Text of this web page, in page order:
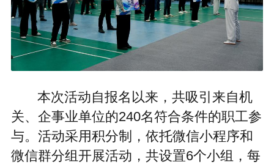
本次活动自报名以来，共吸引来自机
关、企事业单位的240名符合条件的职工参
与。活动采用积分制，依托微信小程序和
微信群分组开展活动，共设置6个小组，每